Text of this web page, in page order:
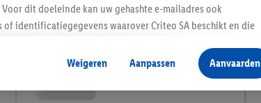
dit doeleinde kan uw gehashte e-mailadres ook
identificatiegegevens waarover Criteo SA beschikt en die
van retargeting, d.w.z. advertenties voor producten waarin
de webshop aan uw winkelmandje toe te voegen, maar het
Lidl-diensten worden weergegeven als er met behulp
Weigeren Aanpassen Aanvaarden